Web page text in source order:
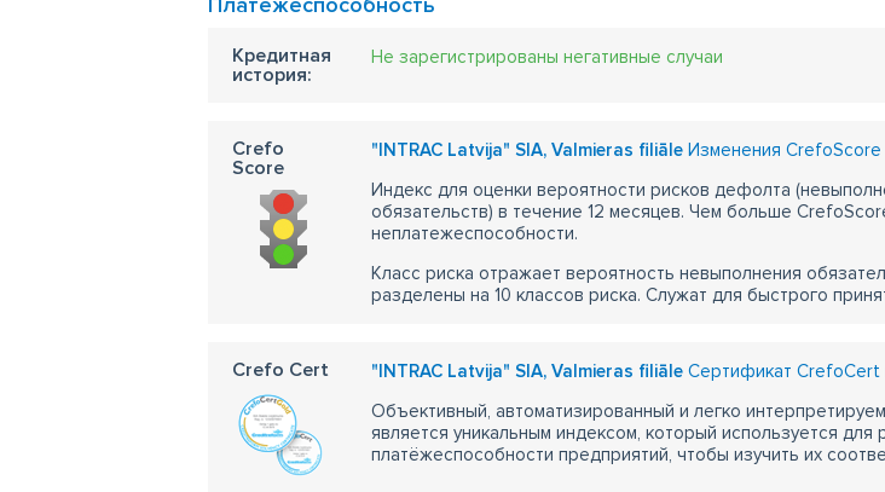
Кредитная
история:
Не зарегистрированы негативные случаи
Crefo
Score
"INTRAC Latvija" SIA, Valmieras filiāle Изменения
Индекс для оценки вероятности рисков дефолта
обязательств) в течение 12 месяцев. Чем больше
неплатежеспособности.
Класс риска отражает вероятность невыполнения
разделены на 10 классов риска. Служат для быстрого
Crefo Cert "INTRAC Latvija" SIA, Valmieras filiāle Сертификат CrefoCert
Объективный, автоматизированный и легко
является уникальным индексом, который используется для
платёжеспособности предприятий, чтобы изучить их